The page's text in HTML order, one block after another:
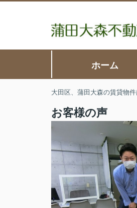
ホーム
大田区、蒲田大森の賃貸物
お客様の声